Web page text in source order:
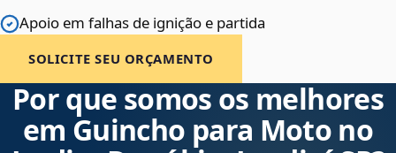
Apoio em falhas de ignição e partida
SOLICITE SEU ORÇAMENTO
Por que somos os melhores
em Guincho para Moto no